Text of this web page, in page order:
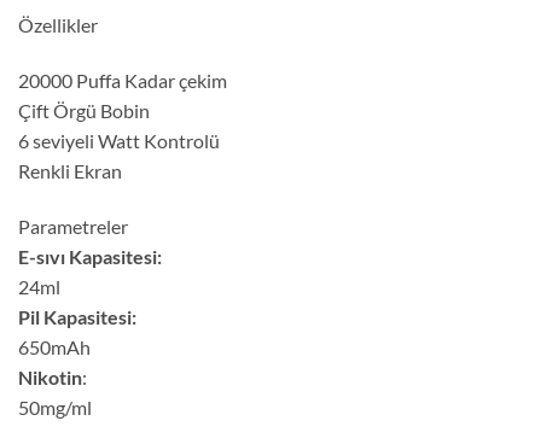
Özellikler
20000 Puffa Kadar çekim
Çift Örgü Bobin
6 seviyeli Watt Kontrolü
Renkli Ekran
Parametreler
E-sıvı Kapasitesi:
24ml
Pil Kapasitesi:
650mAh
Nikotin:
50mg/ml